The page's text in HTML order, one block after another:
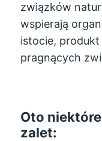
związków
wspierają
istocie,
pragnących
Oto
zalet: